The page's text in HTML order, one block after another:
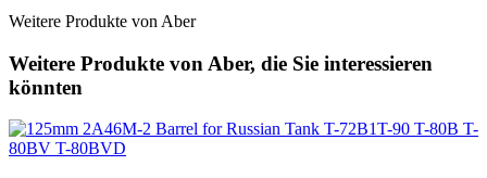
Weitere Produkte von Aber
Weitere Produkte von Aber, die Sie interessieren
könnten